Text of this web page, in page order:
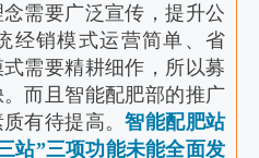
需要广泛宣传，提升公
经销模式运营简单、省
需要精耕细作，所以募
而且智能配肥部的推广
有待提高。智能配肥站
站”三项功能未能全面发